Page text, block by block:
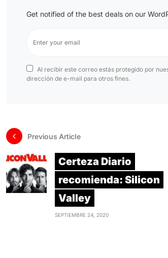
Get notified of the best deals on our
Al recibir este correo estás protegido por
dirección de e-mail para otros fines.
Previous Article
Certeza Diario
recomienda: Silicon
Valley
SEPTIEMBRE 24, 2020